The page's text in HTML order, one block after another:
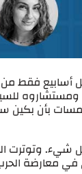
بأن بكين
كل شيء. وتوترت
معارضة